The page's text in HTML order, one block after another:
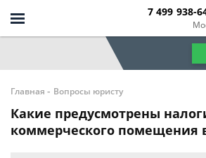
7 499 938-
Главная - Вопросы юристу
Какие предусмотрены
коммерческого помещения